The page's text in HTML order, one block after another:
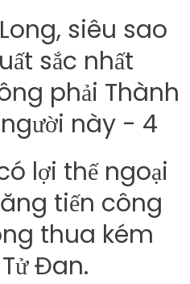
lợi thế ngoại
tiến công
thua kém
Đan.